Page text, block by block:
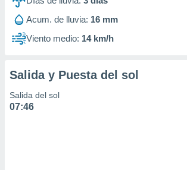
Acum. de lluvia: 16 mm
Viento medio: 14 km/h
Salida y Puesta del sol
Salida del sol
07:46